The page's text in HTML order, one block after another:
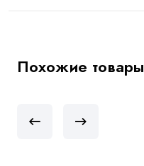
Похожие товары